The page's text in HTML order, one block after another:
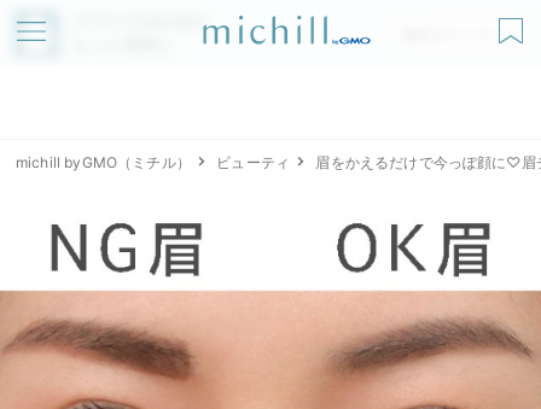
アプリでmichillが
無料ダウンロード
michill byGMO（ミチル） ビューティ 眉をかえるだけで今っぽ顔に♡眉